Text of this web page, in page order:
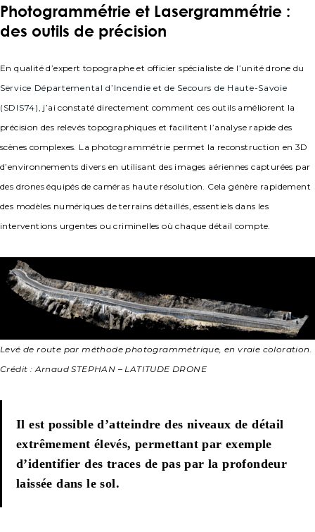
Photogrammétrie et Lasergrammétrie :
des outils de précision
En qualité d’expert topographe et officier spécialiste de l’unité drone du
Service Départemental d’Incendie et de Secours de Haute-Savoie
(SDIS74), j’ai constaté directement comment ces outils améliorent la
précision des relevés topographiques et facilitent l’analyse rapide des
scènes complexes. La photogrammétrie permet la reconstruction en 3D
d’environnements divers en utilisant des images aériennes capturées par
des drones équipés de caméras haute résolution. Cela génère rapidement
des modèles numériques de terrains détaillés, essentiels dans les
interventions urgentes ou criminelles où chaque détail compte.
Levé de route par méthode photogrammétrique, en vraie coloration.
Crédit : Arnaud STEPHAN – LATITUDE DRONE
Il est possible d’atteindre des niveaux de détail
extrêmement élevés, permettant par exemple
d’identifier des traces de pas par la profondeur
laissée dans le sol.